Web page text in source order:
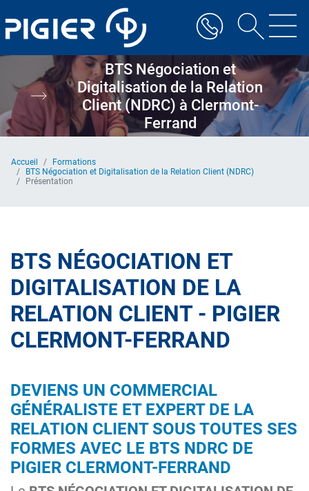
au
contenu
BTS Négociation et
Digitalisation de la Relation
Client (NDRC) à Clermont-
Ferrand
Accueil
Formations
BTS Négociation et Digitalisation de la Relation Client (NDRC)
Présentation
BTS NÉGOCIATION ET
DIGITALISATION DE LA
RELATION CLIENT - PIGIER
CLERMONT-FERRAND
DEVIENS UN COMMERCIAL
GÉNÉRALISTE ET EXPERT DE LA
RELATION CLIENT SOUS TOUTES SES
FORMES AVEC LE BTS NDRC DE
PIGIER CLERMONT-FERRAND